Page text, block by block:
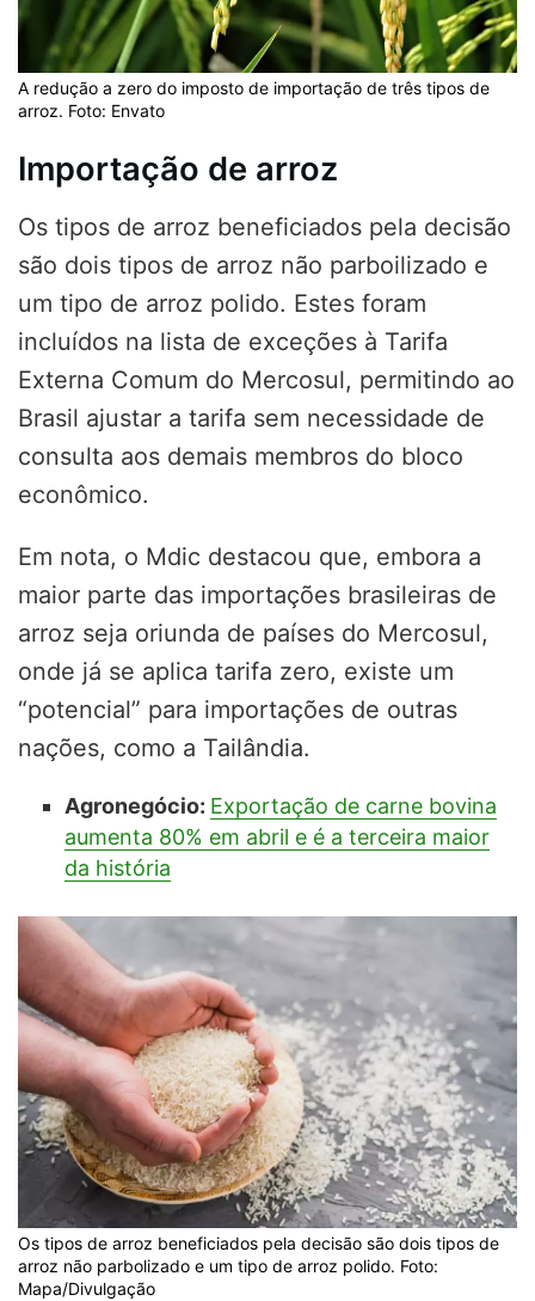
A redução a zero do imposto de importação de três tipos de
arroz. Foto: Envato
Importação de arroz
Os tipos de arroz beneficiados pela decisão
são dois tipos de arroz não parboilizado e
um tipo de arroz polido. Estes foram
incluídos na lista de exceções à Tarifa
Externa Comum do Mercosul, permitindo ao
Brasil ajustar a tarifa sem necessidade de
consulta aos demais membros do bloco
econômico.
Em nota, o Mdic destacou que, embora a
maior parte das importações brasileiras de
arroz seja oriunda de países do Mercosul,
onde já se aplica tarifa zero, existe um
“potencial” para importações de outras
nações, como a Tailândia.
Agronegócio: Exportação de carne bovina
aumenta 80% em abril e é a terceira maior
da história
Os tipos de arroz beneficiados pela decisão são dois tipos de
arroz não parbolizado e um tipo de arroz polido. Foto:
Mapa/Divulgação